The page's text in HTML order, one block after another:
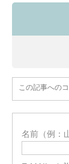
この記事への
名前（例：